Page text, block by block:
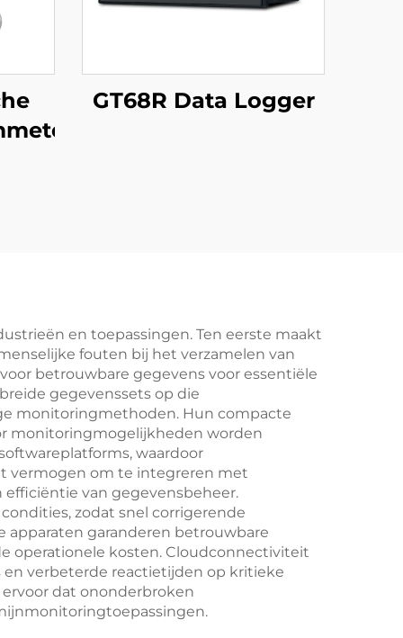
GT68R Data Logger
en toepassingen. Ten eerste maakt
fouten bij het verzamelen van
betrouwbare gegevens voor essentiële
gegevenssets op die
monitoringmethoden. Hun compacte
monitoringmogelijkheden worden
waardoor
vermogen om te integreren met
van gegevensbeheer.
zodat snel corrigerende
garanderen betrouwbare
operationele kosten. Cloudconnectiviteit
verbeterde reactietijden op kritieke
dat ononderbroken